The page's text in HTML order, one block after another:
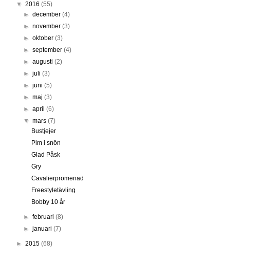
▼ 2016 (55)
►december(4)
►november(3)
►oktober(3)
►september(4)
►augusti(2)
►juli(3)
►juni(5)
►maj(3)
►april(6)
▼mars(7)
Bustjejer
Pim i snön
Glad Påsk
Gry
Cavalierpromenad
Freestyletävling
Bobby 10 år
►februari(8)
►januari(7)
► 2015 (68)